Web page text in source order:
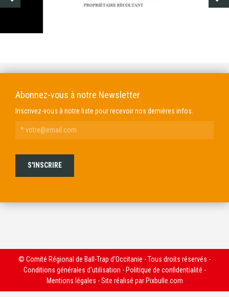
Abonnez-vous à notre Newsletter
Inscrivez-vous à notre liste pour recevoir nos dernières infos.
© Comité Régional de Ball-Trap d'Occitanie - Tous droits réservés -
Conditions générales d'utilisation - Politique de confidentialité -
Mentions légales - Site réalisé par Pixbulle.com